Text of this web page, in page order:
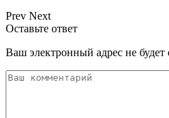
Prev Next
Оставьте ответ
Ваш электронный адрес не будет